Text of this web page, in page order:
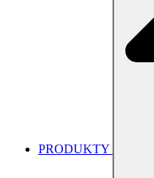
PRODUKTY